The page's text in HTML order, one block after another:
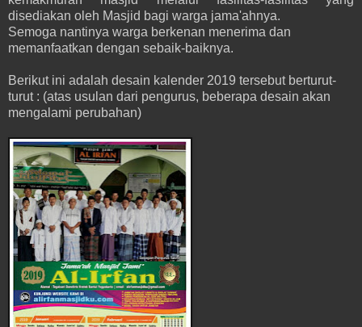
disediakan oleh Masjid bagi warga jama'ahnya.
Semoga nantinya warga berkenan menerima dan
memanfaatkan dengan sebaik-baiknya.
Berikut ini adalah desain kalender 2019 tersebut berturut-
turut : (atas usulan dari pengurus, beberapa desain akan
mengalami perubahan)